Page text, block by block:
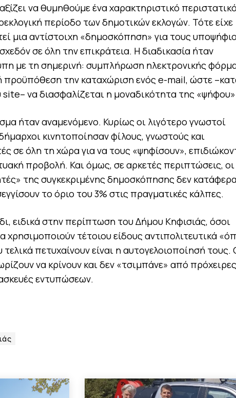
να θυμηθούμε ένα χαρακτηριστικό περιστατικό
περίοδο των δημοτικών εκλογών. Τότε είχε
μια αντίστοιχη «δημοσκόπηση» για τους
σε όλη την επικράτεια. Η διαδικασία ήταν
με τη σημερινή: συμπλήρωση ηλεκτρονικής
προϋπόθεση την καταχώριση ενός e-mail, ώστε
να διασφαλίζεται η μοναδικότητα της
ήταν αναμενόμενο. Κυρίως οι λιγότερο γνωστοί
κινητοποίησαν φίλους, γνωστούς και
σε όλη τη χώρα για να τους «ψηφίσουν»,
προβολή. Και όμως, σε αρκετές περιπτώσεις, οι
της συγκεκριμένης δημοσκόπησης δεν
το όριο του 3% στις πραγματικές κάλπες.
ειδικά στην περίπτωση του Δήμου Κηφισιάς, όσοι
χρησιμοποιούν τέτοιου είδους αντιπολιτευτικά
πετυχαίνουν είναι η αυτογελοιοποίησή τους.
να κρίνουν και δεν «τσιμπάνε» από
εντυπώσεων.